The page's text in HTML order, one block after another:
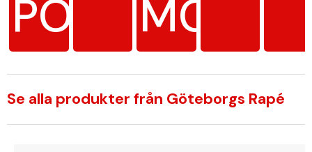
PORTION
MG/G
Se alla produkter från Göteborgs Rapé